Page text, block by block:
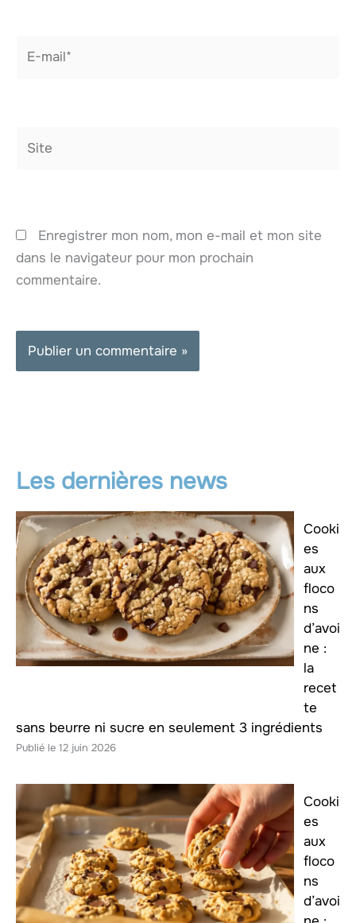
Enregistrer mon nom, mon e-mail et mon site
dans le navigateur pour mon prochain
commentaire.
Les dernières news
Cooki
es
aux
floco
ns
d’avoi
ne :
la
recet
te
sans beurre ni sucre en seulement 3 ingrédients
12 juin 2026
Cooki
es
aux
floco
ns
d’avoi